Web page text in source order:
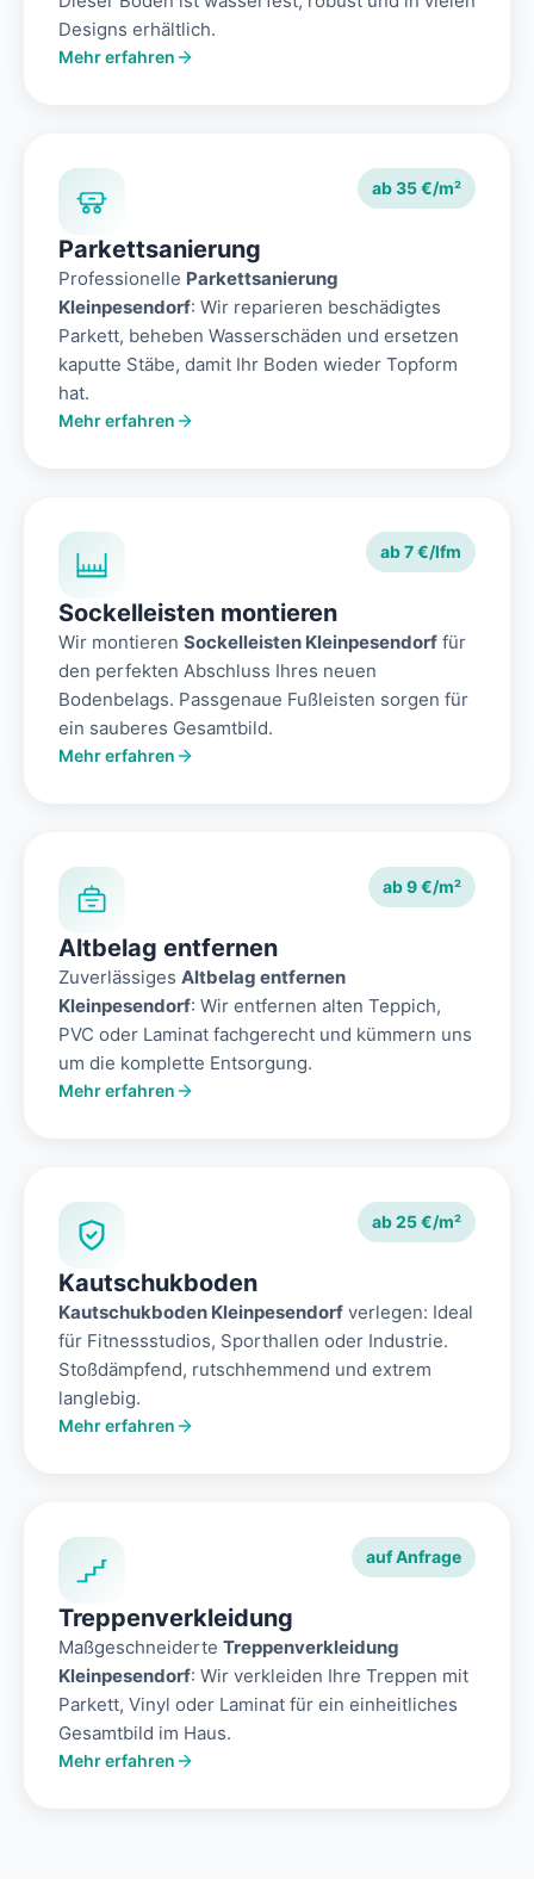
Designs erhältlich.
Mehr erfahren
ab 35 €/m²
Parkettsanierung
Professionelle Parkettsanierung
Kleinpesendorf: Wir reparieren beschädigtes
Parkett, beheben Wasserschäden und ersetzen
kaputte Stäbe, damit Ihr Boden wieder Topform
hat.
Mehr erfahren
ab 7 €/lfm
Sockelleisten montieren
Wir montieren Sockelleisten Kleinpesendorf für
den perfekten Abschluss Ihres neuen
Bodenbelags. Passgenaue Fußleisten sorgen für
ein sauberes Gesamtbild.
Mehr erfahren
ab 9 €/m²
Altbelag entfernen
Zuverlässiges Altbelag entfernen
Kleinpesendorf: Wir entfernen alten Teppich,
PVC oder Laminat fachgerecht und kümmern uns
um die komplette Entsorgung.
Mehr erfahren
ab 25 €/m²
Kautschukboden
Kautschukboden Kleinpesendorf verlegen: Ideal
für Fitnessstudios, Sporthallen oder Industrie.
Stoßdämpfend, rutschhemmend und extrem
langlebig.
Mehr erfahren
auf Anfrage
Treppenverkleidung
Maßgeschneiderte Treppenverkleidung
Kleinpesendorf: Wir verkleiden Ihre Treppen mit
Parkett, Vinyl oder Laminat für ein einheitliches
Gesamtbild im Haus.
Mehr erfahren